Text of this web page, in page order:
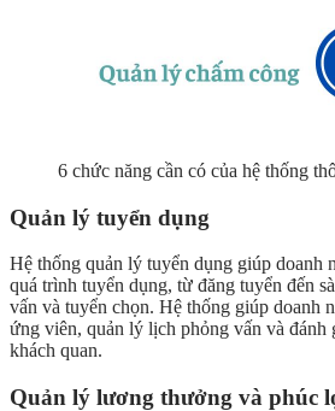
6 chức năng cần có của hệ thống
Quản lý tuyển dụng
Hệ thống quản lý tuyển dụng giúp doanh
quá trình tuyển dụng, từ đăng tuyển đến
vấn và tuyển chọn. Hệ thống giúp doanh
ứng viên, quản lý lịch phỏng vấn và đánh
khách quan.
Quản lý lương thưởng và phúc